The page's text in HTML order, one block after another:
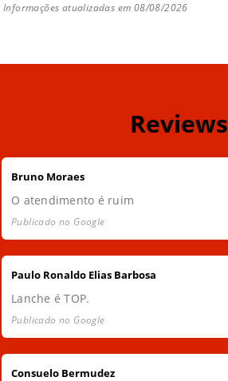
Informações atualizadas em 08/08/2026
Reviews
Bruno Moraes
O atendimento é ruim
Publicado no Google
Paulo Ronaldo Elias Barbosa
Lanche é TOP.
Publicado no Google
Consuelo Bermudez